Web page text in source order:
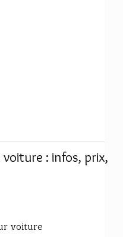
: infos, prix,
voiture